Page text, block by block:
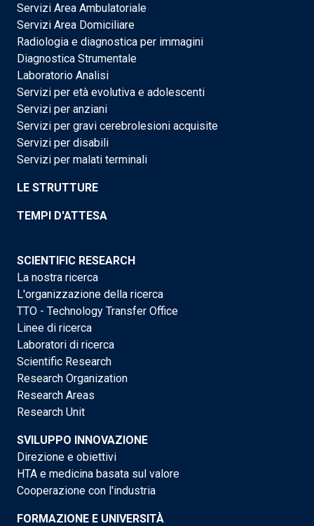
Servizi Area Ambulatoriale
Servizi Area Domiciliare
Radiologia e diagnostica per immagini
Diagnostica Strumentale
Laboratorio Analisi
Servizi per età evolutiva e adolescenti
Servizi per anziani
Servizi per gravi cerebrolesioni acquisite
Servizi per disabili
Servizi per malati terminali
LE STRUTTURE
TEMPI D'ATTESA
SCIENTIFIC RESEARCH
La nostra ricerca
L'organizzazione della ricerca
TTO - Technology Transfer Office
Linee di ricerca
Laboratori di ricerca
Scientific Research
Research Organization
Research Areas
Research Unit
SVILUPPO INNOVAZIONE
Direzione e obiettivi
HTA e medicina basata sul valore
Cooperazione con l'industria
FORMAZIONE E UNIVERSITÀ